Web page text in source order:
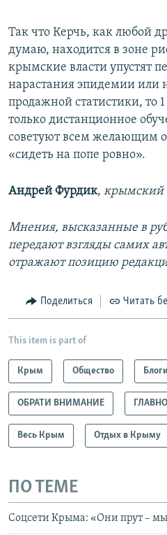
Так что Керчь, как любой
думаю, находится в зоне
крымские власти упустят
нарастания эпидемии или
продажной статистики, то
только дистанционное
советуют всем желающим
«сидеть на попе ровно».
Андрей Фурдик, крымский
Мнения, высказанные в
передают взгляды самих
отражают позицию
Поделиться Читать
This item is part of
Крым Общество Блоги
ОБРАТИ ВНИМАНИЕ
Весь Крым Отдых в Крыму
ПО ТЕМЕ
Соцсети Крыма: «Они прут –